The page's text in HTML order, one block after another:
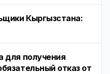
Кыргызстана:
для получения
отказ от